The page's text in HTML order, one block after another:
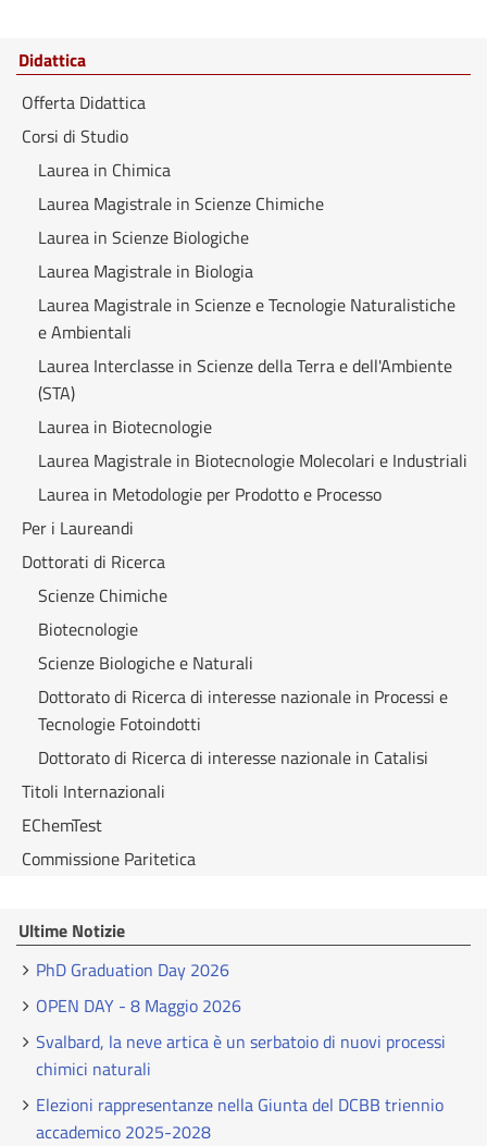
Didattica
Offerta Didattica
Corsi di Studio
Laurea in Chimica
Laurea Magistrale in Scienze Chimiche
Laurea in Scienze Biologiche
Laurea Magistrale in Biologia
Laurea Magistrale in Scienze e Tecnologie Naturalistiche
e Ambientali
Laurea Interclasse in Scienze della Terra e dell'Ambiente
(STA)
Laurea in Biotecnologie
Laurea Magistrale in Biotecnologie Molecolari e Industriali
Laurea in Metodologie per Prodotto e Processo
Per i Laureandi
Dottorati di Ricerca
Scienze Chimiche
Biotecnologie
Scienze Biologiche e Naturali
Dottorato di Ricerca di interesse nazionale in Processi e
Tecnologie Fotoindotti
Dottorato di Ricerca di interesse nazionale in Catalisi
Titoli Internazionali
EChemTest
Commissione Paritetica
Ultime Notizie
PhD Graduation Day 2026
OPEN DAY - 8 Maggio 2026
Svalbard, la neve artica è un serbatoio di nuovi processi
chimici naturali
Elezioni rappresentanze nella Giunta del DCBB triennio
accademico 2025-2028